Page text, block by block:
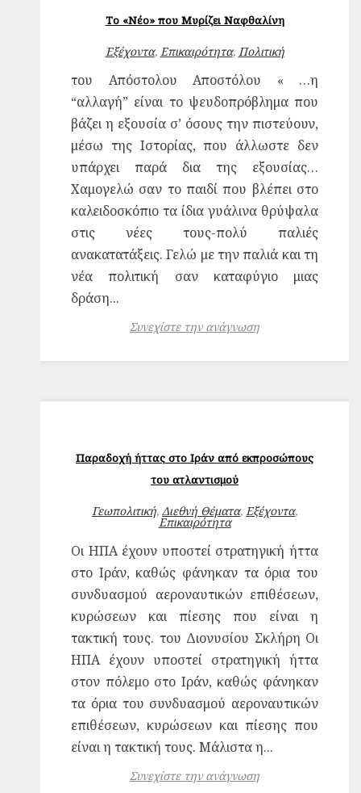
Το «Νέο» που Μυρίζει Ναφθαλίνη
Εξέχοντα, Επικαιρότητα, Πολιτική
του Απόστολου Αποστόλου « …η
“αλλαγή” είναι το ψευδοπρόβλημα που
βάζει η εξουσία σ’ όσους την πιστεύουν,
μέσω της Ιστορίας, που άλλωστε δεν
υπάρχει παρά δια της εξουσίας…
Χαμογελώ σαν το παιδί που βλέπει στο
καλειδοσκόπιο τα ίδια γυάλινα θρύψαλα
στις νέες τους-πολύ παλιές
ανακατατάξεις. Γελώ με την παλιά και τη
νέα πολιτική σαν καταφύγιο μιας
δράση...
Συνεχίστε την ανάγνωση
Παραδοχή ήττας στο Ιράν από εκπροσώπους
του ατλαντισμού
Γεωπολιτική, Διεθνή Θέματα, Εξέχοντα,
Επικαιρότητα
Oι ΗΠΑ έχουν υποστεί στρατηγική ήττα
στο Ιράν, καθώς φάνηκαν τα όρια του
συνδυασμού αεροναυτικών επιθέσεων,
κυρώσεων και πίεσης που είναι η
τακτική τους. του Διονυσίου Σκλήρη Oι
ΗΠΑ έχουν υποστεί στρατηγική ήττα
στον πόλεμο στο Ιράν, καθώς φάνηκαν
τα όρια του συνδυασμού αεροναυτικών
επιθέσεων, κυρώσεων και πίεσης που
είναι η τακτική τους. Μάλιστα η...
Συνεχίστε την ανάγνωση